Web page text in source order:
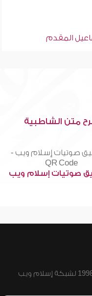
متن الشاطبية
صوتيات إسلام ويب